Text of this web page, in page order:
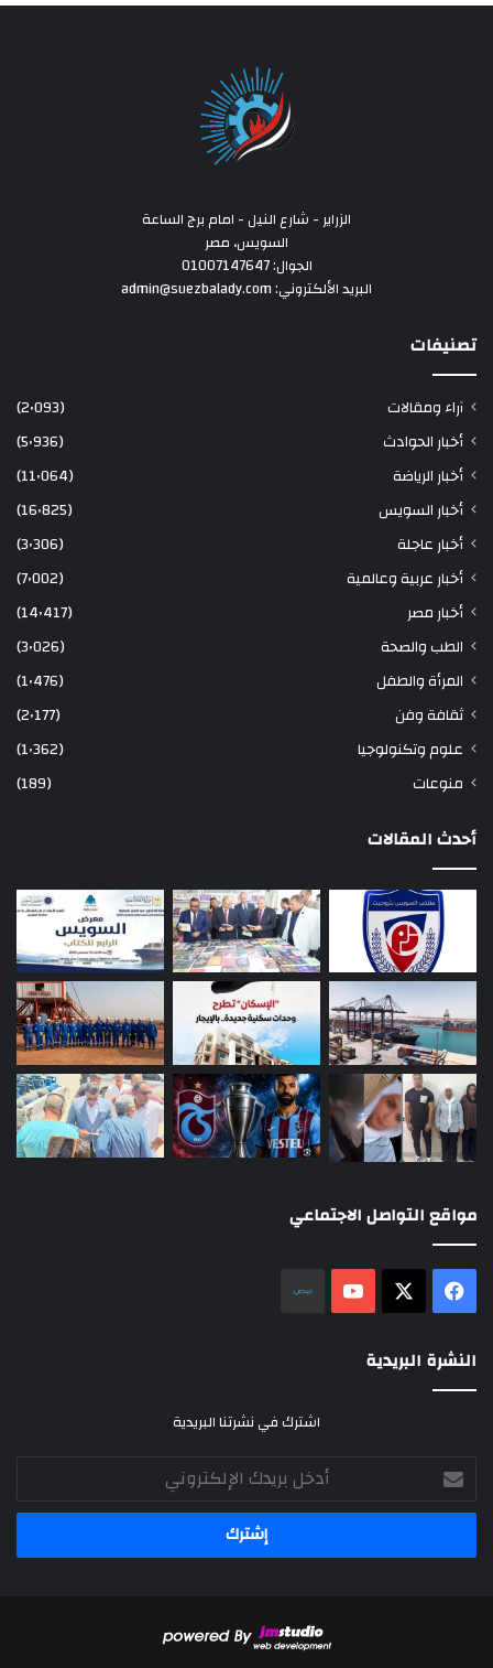
الزراير - شارع النيل - امام برج الساعة
السويس، مصر
الجوال: 01007147647
البريد الألكتروني: admin@suezbalady.com
تصنيفات
آراء ومقالات
(2٬093)
أخبار الحوادث
(5٬936)
أخبار الرياضة
(11٬064)
أخبار السويس
(16٬825)
أخبار عاجلة
(3٬306)
أخبار عربية وعالمية
(7٬002)
أخبار مصر
(14٬417)
الطب والصحة
(3٬026)
المرأة والطفل
(1٬476)
ثقافة وفن
(2٬177)
علوم وتكنولوجيا
(1٬362)
منوعات
(189)
أحدث المقالات
مواقع التواصل الاجتماعي
فيسبوك ‫YouTube
النشرة البريدية
اشترك في نشرتنا البريدية
أدخل
بريدك
الإلكتروني